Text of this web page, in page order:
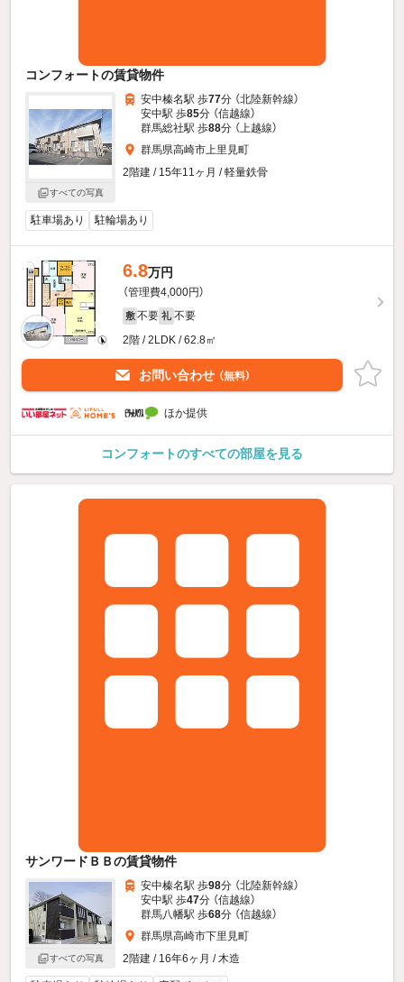
コンフォートの賃貸物件
すべての写真
安中榛名駅 歩77分 （北陸新幹線）
安中駅 歩85分 （信越線）
群馬総社駅 歩88分 （上越線）
群馬県高崎市上里見町
2階建 / 15年11ヶ月 / 軽量鉄骨
駐車場あり 駐輪場あり
6.8万円
（管理費4,000円）
敷 不要 礼 不要
2階 / 2LDK / 62.8㎡
お問い合わせ （無料）
ほか提供
コンフォートのすべての部屋を見る
サンワードＢＢの賃貸物件
すべての写真
安中榛名駅 歩98分 （北陸新幹線）
安中駅 歩47分 （信越線）
群馬八幡駅 歩68分 （信越線）
群馬県高崎市下里見町
2階建 / 16年6ヶ月 / 木造